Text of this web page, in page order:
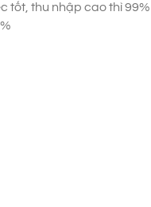
tốt, thu nhập cao thì